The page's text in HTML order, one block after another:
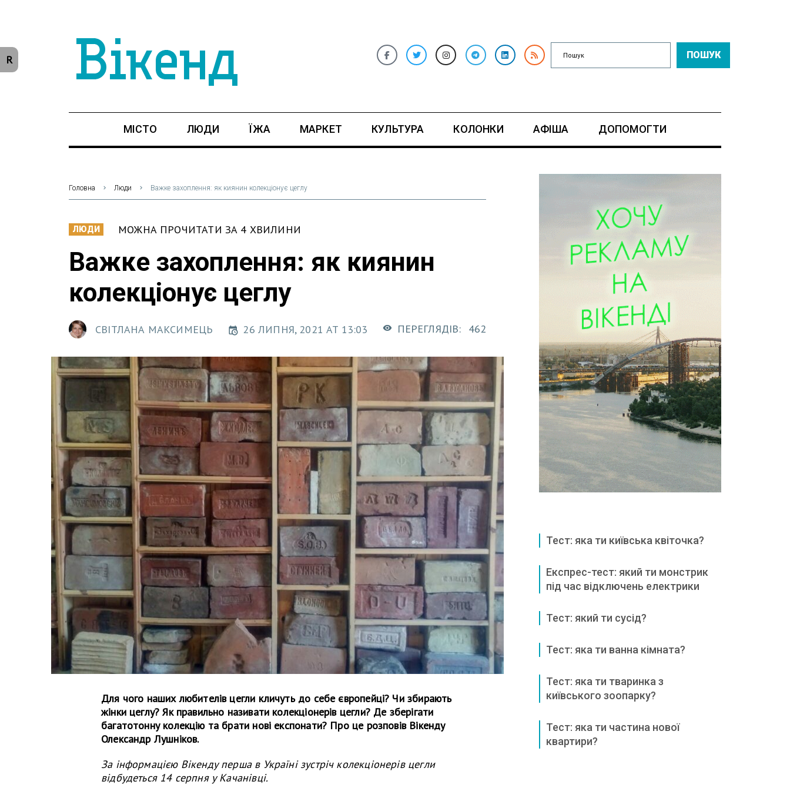
ПОШУК
МІСТО ЛЮДИ ЇЖА МАРКЕТ КУЛЬТУРА КОЛОНКИ АФІША ДОПОМОГТИ
Головна Люди Важке захоплення: як киянин колекціонує цеглу
ЛЮДИ МОЖНА ПРОЧИТАТИ ЗА 4 ХВИЛИНИ
Важке захоплення: як киянин
колекціонує цеглу
СВІТЛАНА МАКСИМЕЦЬ 26 ЛИПНЯ, 2021 AT 13:03 ПЕРЕГЛЯДІВ: 462
Для чого наших любителів цегли кличуть до себе європейці? Чи збирають
жінки цеглу? Як правильно називати колекціонерів цегли? Де зберігати
багатотонну колекцію та брати нові експонати? Про це розповів Вікенду
Олександр Лушніков.
За інформацією Вікенду перша в Україні зустріч колекціонерів цегли
відбудеться 14 серпня у Качанівці.
Тест: яка ти київська квіточка?
Експрес-тест: який ти монстрик
під час відключень електрики
Тест: який ти сусід?
Тест: яка ти ванна кімната?
Тест: яка ти тваринка з
київського зоопарку?
Тест: яка ти частина нової
квартири?
R